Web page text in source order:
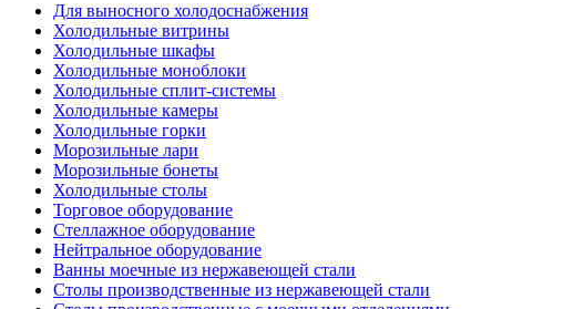
Для выносного холодоснабжения
Холодильные витрины
Холодильные шкафы
Холодильные моноблоки
Холодильные сплит-системы
Холодильные камеры
Холодильные горки
Морозильные лари
Морозильные бонеты
Холодильные столы
Торговое оборудование
Стеллажное оборудование
Нейтральное оборудование
Ванны моечные из нержавеющей стали
Столы производственные из нержавеющей стали